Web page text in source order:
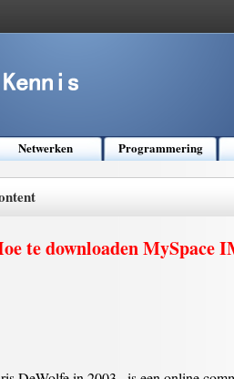
Netwerken Programmering
te downloaden MySpace